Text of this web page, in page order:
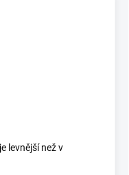
levnější než v